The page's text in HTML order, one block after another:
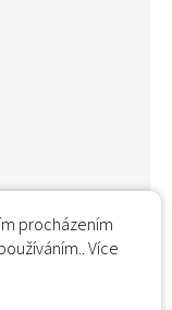
procházením
Více